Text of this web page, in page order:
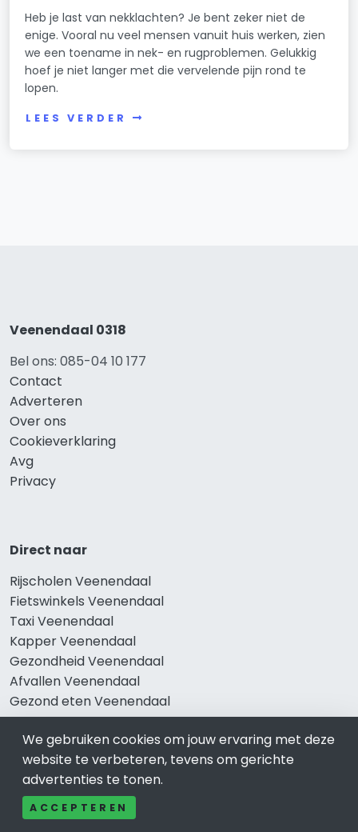
Heb je last van nekklachten? Je bent zeker niet de
enige. Vooral nu veel mensen vanuit huis werken, zien
we een toename in nek- en rugproblemen. Gelukkig
hoef je niet langer met die vervelende pijn rond te
lopen.
LEES VERDER
Veenendaal 0318
Bel ons: 085-04 10 177
Contact
Adverteren
Over ons
Cookieverklaring
Avg
Privacy
Direct naar
Rijscholen Veenendaal
Fietswinkels Veenendaal
Taxi Veenendaal
Kapper Veenendaal
Gezondheid Veenendaal
Afvallen Veenendaal
Gezond eten Veenendaal
Bekend in Veenendaal
Restaurants Veenendaal
Catering Veenendaal
We gebruiken cookies om jouw ervaring met deze
website te verbeteren, tevens om gerichte
advertenties te tonen.
ACCEPTEREN